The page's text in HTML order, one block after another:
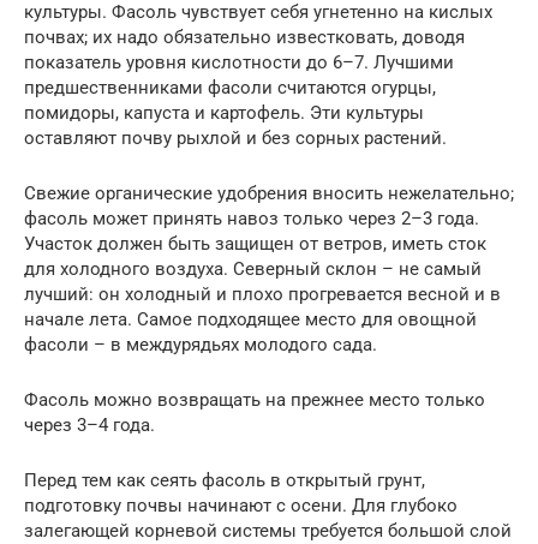
культуры. Фасоль чувствует себя угнетенно на кислых
почвах; их надо обязательно известковать, доводя
показатель уровня кислотности до 6–7. Лучшими
предшественниками фасоли считаются огурцы,
помидоры, капуста и картофель. Эти культуры
оставляют почву рыхлой и без сорных растений.
Свежие органические удобрения вносить нежелательно;
фасоль может принять навоз только через 2–3 года.
Участок должен быть защищен от ветров, иметь сток
для холодного воздуха. Северный склон – не самый
лучший: он холодный и плохо прогревается весной и в
начале лета. Самое подходящее место для овощной
фасоли – в междурядьях молодого сада.
Фасоль можно возвращать на прежнее место только
через 3–4 года.
Перед тем как сеять фасоль в открытый грунт,
подготовку почвы начинают с осени. Для глубоко
залегающей корневой системы требуется большой слой